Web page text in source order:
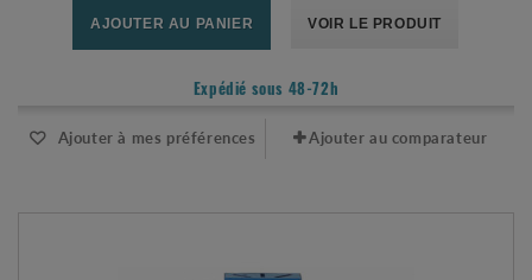
AJOUTER AU PANIER VOIR LE PRODUIT
Expédié sous 48-72h
Ajouter à mes préférences Ajouter au comparateur